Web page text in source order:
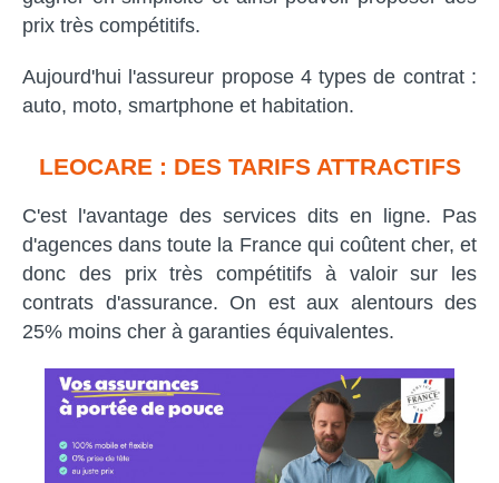
prix très compétitifs.
Aujourd'hui l'assureur propose 4 types de contrat :
auto, moto, smartphone et habitation.
LEOCARE : DES TARIFS ATTRACTIFS
C'est l'avantage des services dits en ligne. Pas
d'agences dans toute la France qui coûtent cher, et
donc des prix très compétitifs à valoir sur les
contrats d'assurance. On est aux alentours des
25% moins cher à garanties équivalentes.